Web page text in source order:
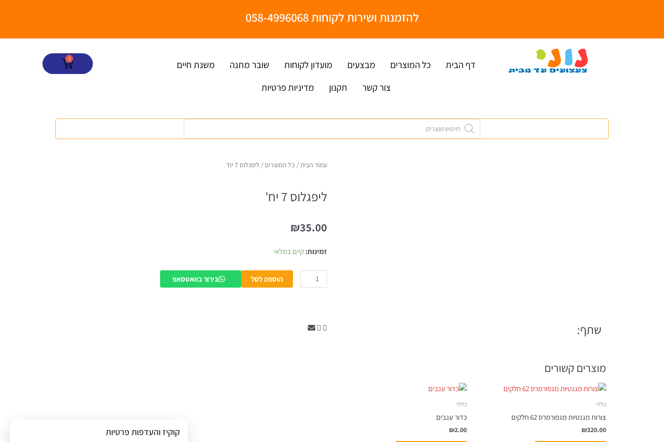
להזמנות ושירות לקוחות 058-4996068
דף הבית כל המוצרים מבצעים מועדון לקוחות שובר מתנה
משנת חיים
צור קשר
תקנון מדיניות פרטיות
0
עגלת
קניות
Products
search
עמוד הבית/ כל המוצרים / ליפגלוס 7 יח'
ליפגלוס 7 יח'
₪35.00
זמינות: קיים במלאי
כמות
ליפגלוס
7
הוספה לסל בירור בוואטסאפ
שתף:
מוצרים קשורים
כללי
צורות מגנטיות מגפורמרס 62 חלקים
₪320.00
כללי
כדור ענבים
₪2.00 קוקיז והעדפות פרטיות